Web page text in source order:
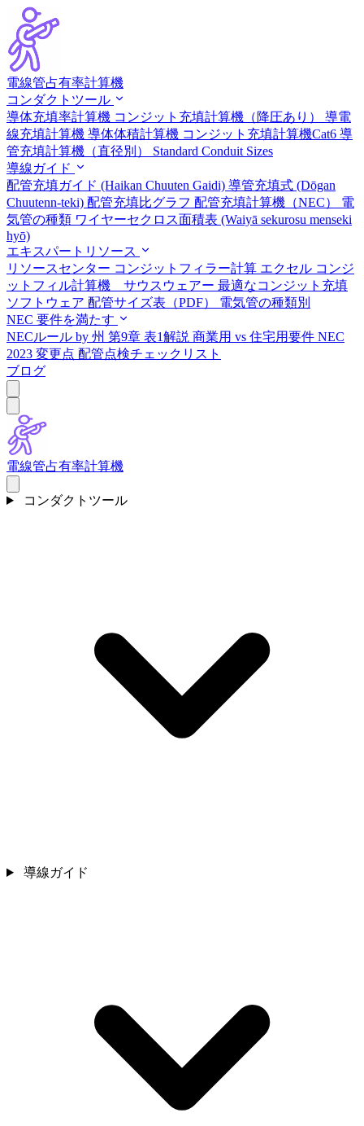
電線管占有率計算機
コンダクトツール
導体充填率計算機 コンジット充填計算機（降圧あり） 導電
線充填計算機 導体体積計算機 コンジット充填計算機Cat6 導
管充填計算機（直径別） Standard Conduit Sizes
導線ガイド
配管充填ガイド (Haikan Chuuten Gaidi) 導管充填式 (Dōgan
Chuutenn-teki) 配管充填比グラフ 配管充填計算機（NEC） 電
気管の種類 ワイヤーセクロス面積表 (Waiyā sekurosu menseki
hyō)
エキスパートリソース
リソースセンター コンジットフィラー計算 エクセル コンジ
ットフィル計算機 サウスウェアー 最適なコンジット充填
ソフトウェア 配管サイズ表（PDF） 電気管の種類別
NEC 要件を満たす
NECルール by 州 第9章 表1解説 商業用 vs 住宅用要件 NEC
2023 変更点 配管点検チェックリスト
ブログ
電線管占有率計算機
コンダクトツール
導線ガイド